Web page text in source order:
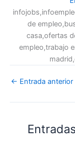
de
casa,ofertas
empleo,trabajo
← Entrada anterior